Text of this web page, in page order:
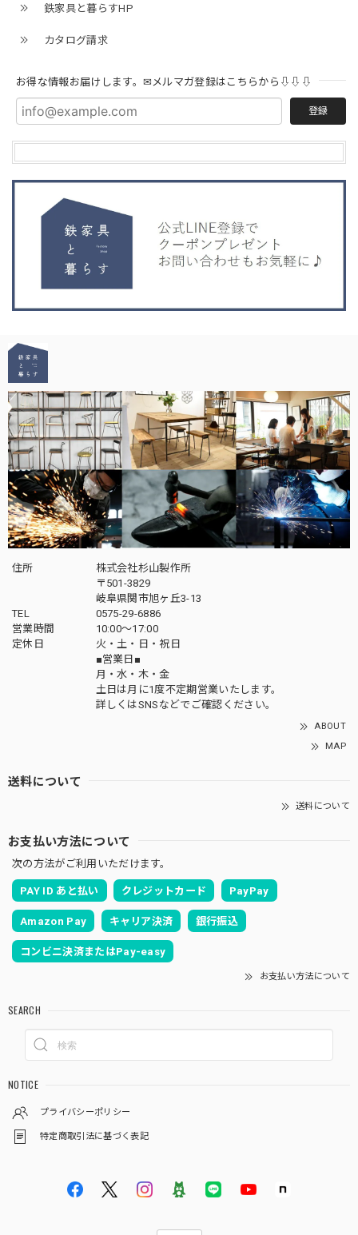
鉄家具と暮らすHP
カタログ請求
お得な情報お届けします。✉メルマガ登録はこちらから⇩⇩⇩
登録
住所
株式会社杉山製作所
〒501-3829
岐阜県関市旭ヶ丘3-13
TEL
0575-29-6886
営業時間
10:00～17:00
定休日
火・土・日・祝日
■営業日■
月・水・木・金
土日は月に1度不定期営業いたします。
詳しくはSNSなどでご確認ください。
ABOUT
MAP
送料について
送料について
お支払い方法について
次の方法がご利用いただけます。
PAY ID あと払い クレジットカード PayPay
Amazon Pay キャリア決済 銀行振込
コンビニ決済またはPay-easy
お支払い方法について
SEARCH
NOTICE
プライバシーポリシー
特定商取引法に基づく表記